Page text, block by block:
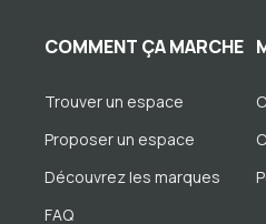
COMMENT ÇA MARCHE
Trouver un espace
Proposer un espace
Découvrez les marques
FAQ